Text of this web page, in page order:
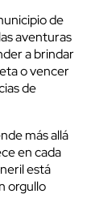
de
aventuras
a brindar
o vencer
de
más allá
en cada
está
orgullo